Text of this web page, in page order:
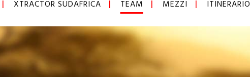
XTRACTOR SUDAFRICA TEAM MEZZI ITINERARIO